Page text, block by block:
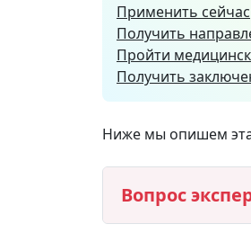
Применить сейчас
Получить
Пройти
Получить
Ниже мы опишем
Вопрос